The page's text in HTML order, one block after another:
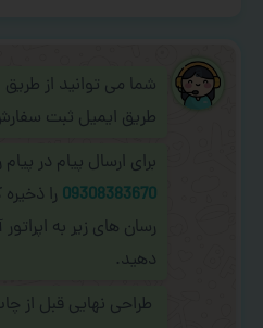
شما می توانید از طریق
طریق ایمیل ثبت
برای ارسال پیام در
09308383670 را
رسان های زیر به
دهید.
طراحی نهایی قبل از